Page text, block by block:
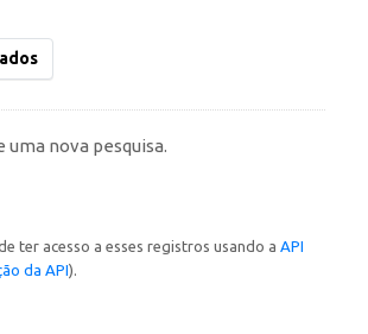
nova pesquisa.
ter acesso a esses registros usando a API
da API).